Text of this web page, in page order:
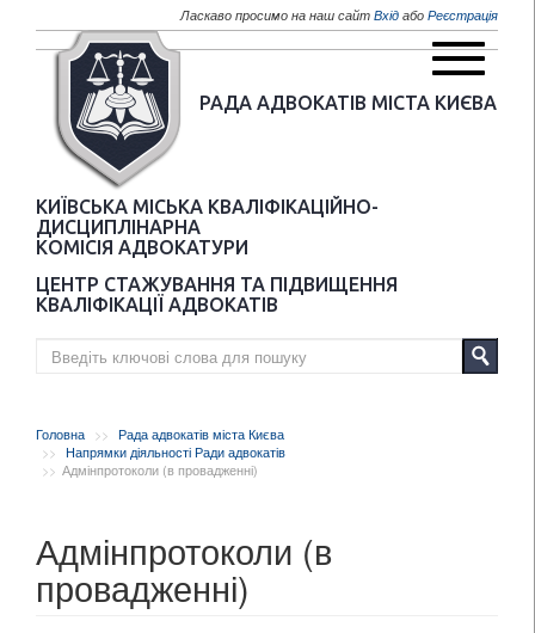
Перейти до основного матеріалуЛаскаво просимо на наш сайт Вхід або Реєстрація
РАДА АДВОКАТІВ МІСТА КИЄВА
КИЇВСЬКА МІСЬКА КВАЛІФІКАЦІЙНО-
ДИСЦИПЛІНАРНА
КОМІСІЯ АДВОКАТУРИ
ЦЕНТР СТАЖУВАННЯ ТА ПІДВИЩЕННЯ
КВАЛІФІКАЦІЇ АДВОКАТІВ
Головна
Рада адвокатів міста Києва
Напрямки діяльності Ради адвокатів
Адмінпротоколи (в провадженні)
Адмінпротоколи (в
провадженні)